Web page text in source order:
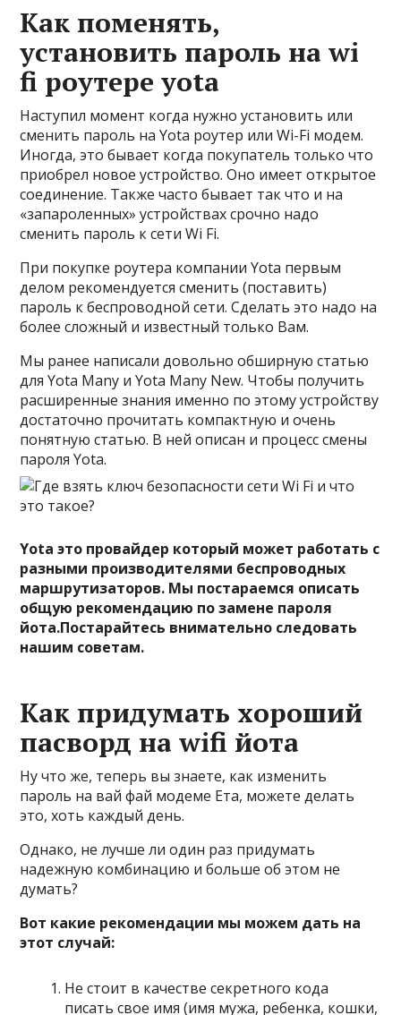
Как поменять,
установить пароль на wi
fi роутере уota
Наступил момент когда нужно установить или
сменить пароль на Yota роутер или Wi-Fi модем.
Иногда, это бывает когда покупатель только что
приобрел новое устройство. Оно имеет открытое
соединение. Также часто бывает так что и на
«запароленных» устройствах срочно надо
сменить пароль к сети Wi Fi.
При покупке роутера компании Yota первым
делом рекомендуется сменить (поставить)
пароль к беспроводной сети. Сделать это надо на
более сложный и известный только Вам.
Мы ранее написали довольно обширную статью
дляYota Many и Yota Many New. Чтобы получить
расширенные знания именно по этому устройству
достаточно прочитать компактную и очень
понятную статью. В ней описан и процесс смены
пароля Yota.
Yota это провайдер который может работать с
разными производителями беспроводных
маршрутизаторов. Мы постараемся описать
общую рекомендацию по замене пароля
йота.Постарайтесь внимательно следовать
нашим советам.
Как придумать хороший
пасворд на wifi йота
Ну что же, теперь вы знаете, как изменить
пароль на вай фай модеме Ета, можете делать
это, хоть каждый день.
Однако, не лучше ли один раз придумать
надежную комбинацию и больше об этом не
думать?
Вот какие рекомендации мы можем дать на
этот случай:
Не стоит в качестве секретного кода
писать свое имя (имя мужа, ребенка, кошки,